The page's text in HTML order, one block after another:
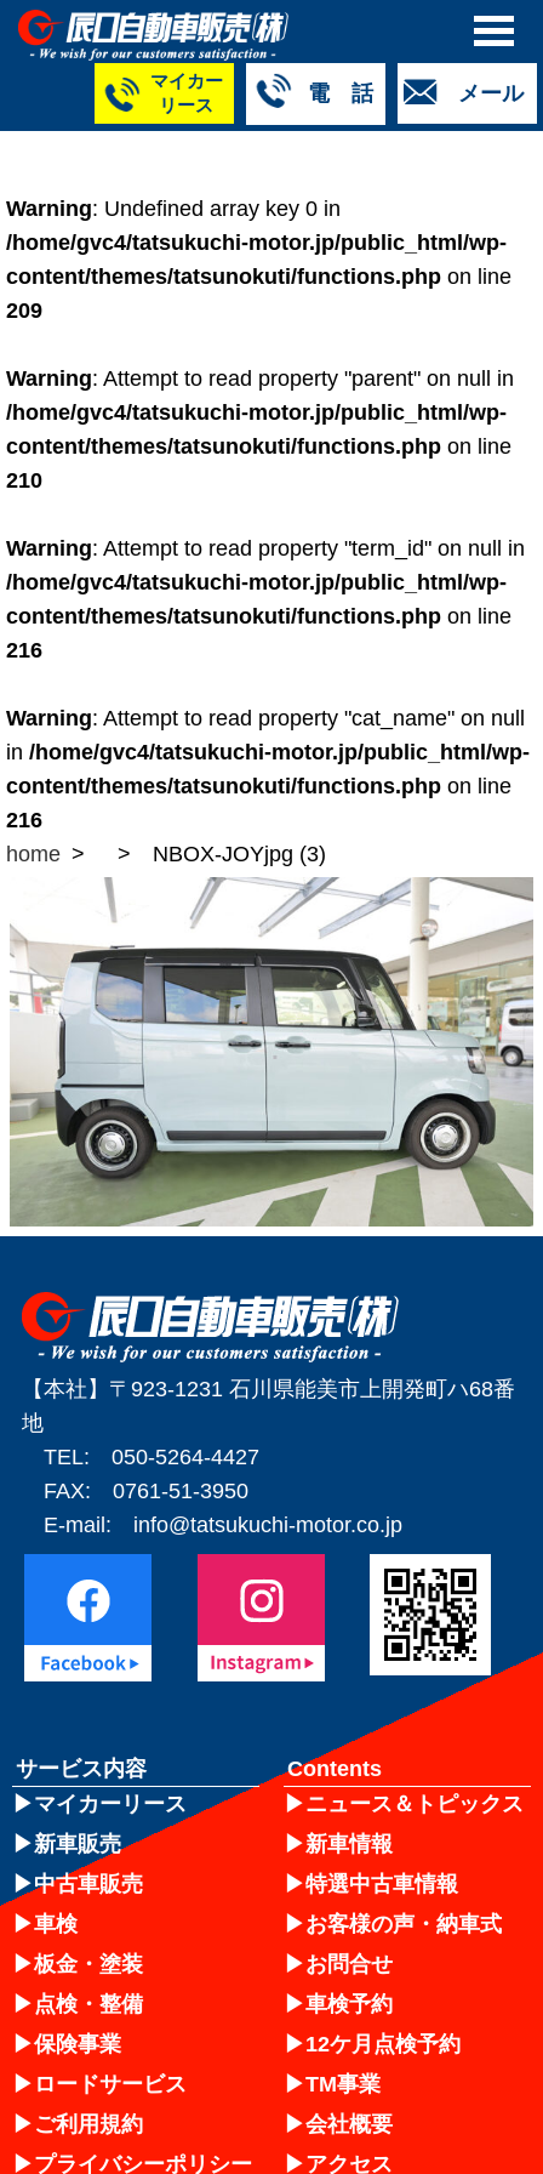
メール
電 話
4427
050-5268-
8009
2318
0024
2424
4430
マイカー
リース
Warning: Undefined array key 0 in
/home/gvc4/tatsukuchi-motor.jp/public_html/wp-
content/themes/tatsunokuti/functions.php on line
209
Warning: Attempt to read property "parent" on null in
/home/gvc4/tatsukuchi-motor.jp/public_html/wp-
content/themes/tatsunokuti/functions.php on line
210
Warning: Attempt to read property "term_id" on null in
/home/gvc4/tatsukuchi-motor.jp/public_html/wp-
content/themes/tatsunokuti/functions.php on line
216
Warning: Attempt to read property "cat_name" on null
in /home/gvc4/tatsukuchi-motor.jp/public_html/wp-
content/themes/tatsunokuti/functions.php on line
216
home
NBOX-JOYjpg (3)
【本社】〒923-1231 石川県能美市上開発町ハ68番
地
TEL: 050-5264-4427
FAX: 0761-51-3950
E-mail: info@tatsukuchi-motor.co.jp
サービス内容
マイカーリース
新車販売
中古車販売
車検
板金・塗装
点検・整備
保険事業
ロードサービス
ご利用規約
プライバシーポリシー
Contents
ニュース＆トピックス
新車情報
特選中古車情報
お客様の声・納車式
お問合せ
車検予約
12ケ月点検予約
TM事業
会社概要
アクセス